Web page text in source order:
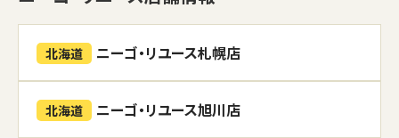
北海道 ニーゴ・リユース札幌店
北海道 ニーゴ・リユース旭川店